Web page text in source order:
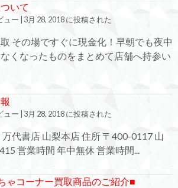
いて
ュー 3月 28, 2018 に投稿された
その場ですぐに現金化！早朝でも夜中
くなったものをまとめて店舗へ持参い
ュー 3月 28, 2018 に投稿された
万代書店 山梨本店 住所 〒400-0117 山
営業時間 年中無休 営業時間...
ゃコーナー買取商品のご紹介■